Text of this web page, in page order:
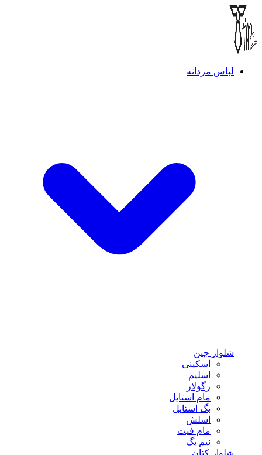
لباس مردانه
شلوار جین
اسکینی
اسلیم
رگولار
مام استایل
بگ استایل
اسلش
مام فیت
نیم بگ